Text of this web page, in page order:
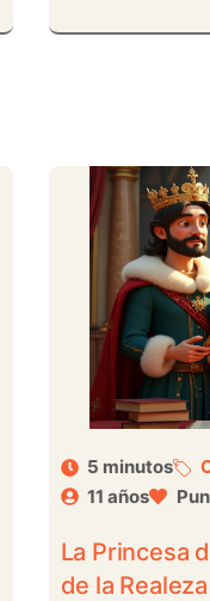
5 minutos
11 años
La Princesa
de la